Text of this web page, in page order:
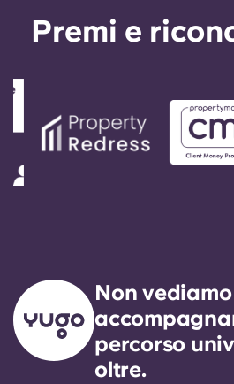
Premi e
Non
percorso
oltre.